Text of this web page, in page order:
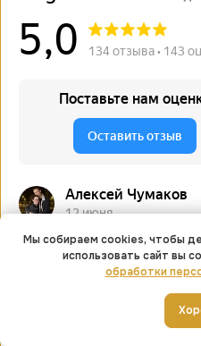
Мы собираем cookies, чтобы
использовать сайт вы
обработки
Добавить